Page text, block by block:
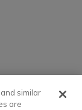
similar
are